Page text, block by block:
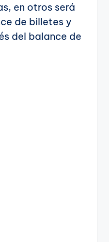
en otros será
de billetes y
del balance de